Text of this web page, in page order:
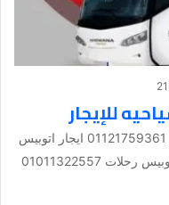
للإيجار
تأجير نقل سياحي,باصات سياحيه للإيجار 01121759361 ايجار اتوبيس
رحلات 33/50 نفر بارخص سعر ايجار اتوبيس رحلات 01011322557